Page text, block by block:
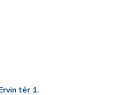
tér 1.